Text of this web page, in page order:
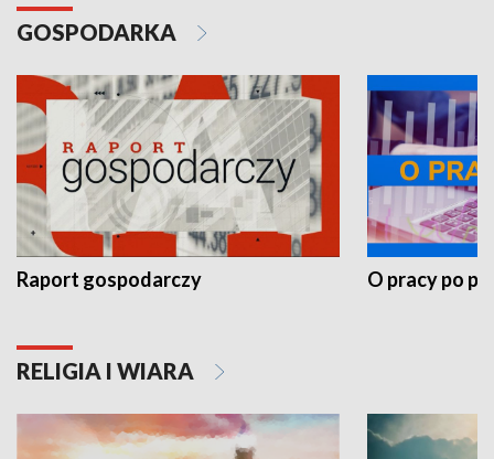
GOSPODARKA
Raport gospodarczy O pracy po
RELIGIA I WIARA